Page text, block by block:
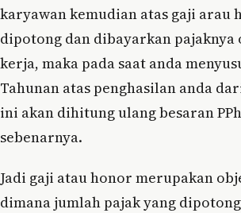
karyawan kemudian atas gaji arau
dipotong dan dibayarkan pajaknya
kerja, maka pada saat anda
Tahunan atas penghasilan anda
ini akan dihitung ulang besaran
sebenarnya.
Jadi gaji atau honor merupakan
dimana jumlah pajak yang